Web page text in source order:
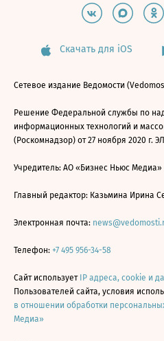
Скачать для iOS
Сетевое издание Ведомости
Решение Федеральной службы по
информационных технологий и
(Роскомнадзор) от 27 ноября 2020 г.
Учредитель: АО «Бизнес Ньюс Медиа»
Главный редактор: Казьмина Ирина
Электронная почта:
Телефон: +7 495 956-34-58
Сайт использует IP адреса, cookie и
Пользователей сайта, условия
в отношении обработки
Медиа»